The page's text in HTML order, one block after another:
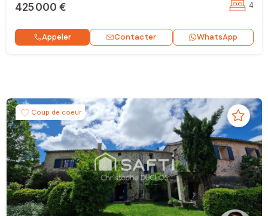
425 000 € 4
Appeler Contacter WhatsApp
Coup de coeur